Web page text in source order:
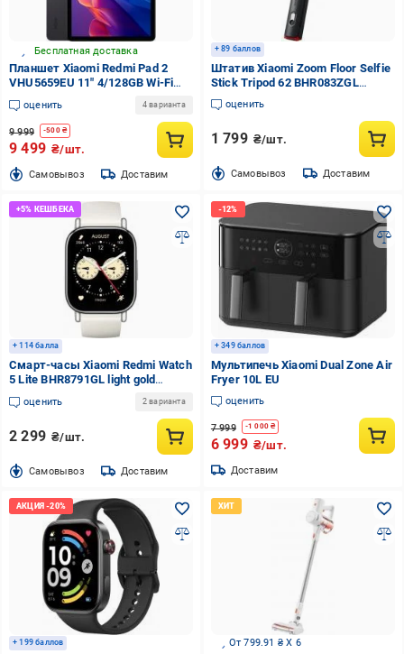
Бесплатная доставка
Планшет Xiaomi Redmi Pad 2
VHU5659EU 11" 4/128GB Wi-Fi
graphite gray (1151095)
оценить 4 варианта
9 999 -500₴
9 499 ₴/шт.
Cамовывоз Доставим
+ 89 баллов
Штатив Xiaomi Zoom Floor Selfie
Stick Tripod 62 BHR083ZGL
(1165273)
оценить
1 799 ₴/шт.
Cамовывоз Доставим
+ 114 балла
Смарт-часы Xiaomi Redmi Watch
5 Lite BHR8791GL light gold
(1091913)
оценить 2 варианта
2 299 ₴/шт.
Cамовывоз Доставим
+ 349 баллов
Мультипечь Xiaomi Dual Zone Air
Fryer 10L EU
оценить
7 999 -1 000 ₴
6 999 ₴/шт.
Доставим
+ 199 баллов От 799.91 ₴ X 6